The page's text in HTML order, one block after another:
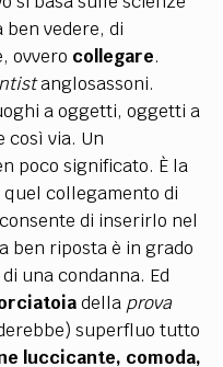
vedere, di
ovvero collegare.
anglosassoni.
a oggetti, oggetti a
così via. Un
poco significato. È la
collegamento di
di inserirlo nel
ben riposta è in grado
una condanna. Ed
della prova
superfluo tutto
luccicante, comoda,